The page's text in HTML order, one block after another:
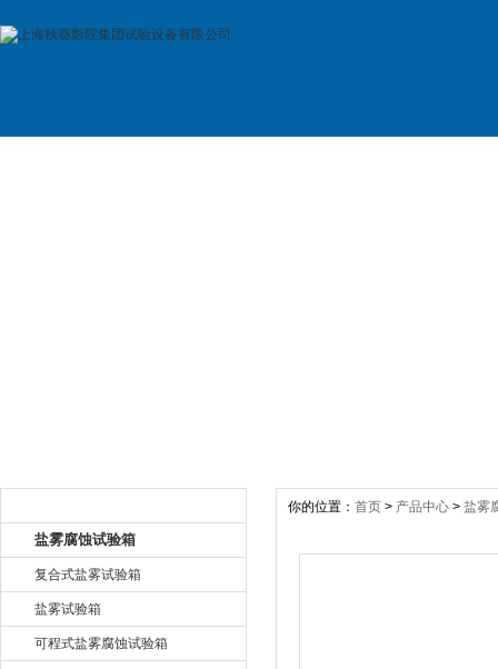
盐雾腐蚀试验箱
复合式盐雾试验箱
盐雾试验箱
可程式盐雾腐蚀试验箱
你的位置： 首页 > 产品中心 > 盐雾